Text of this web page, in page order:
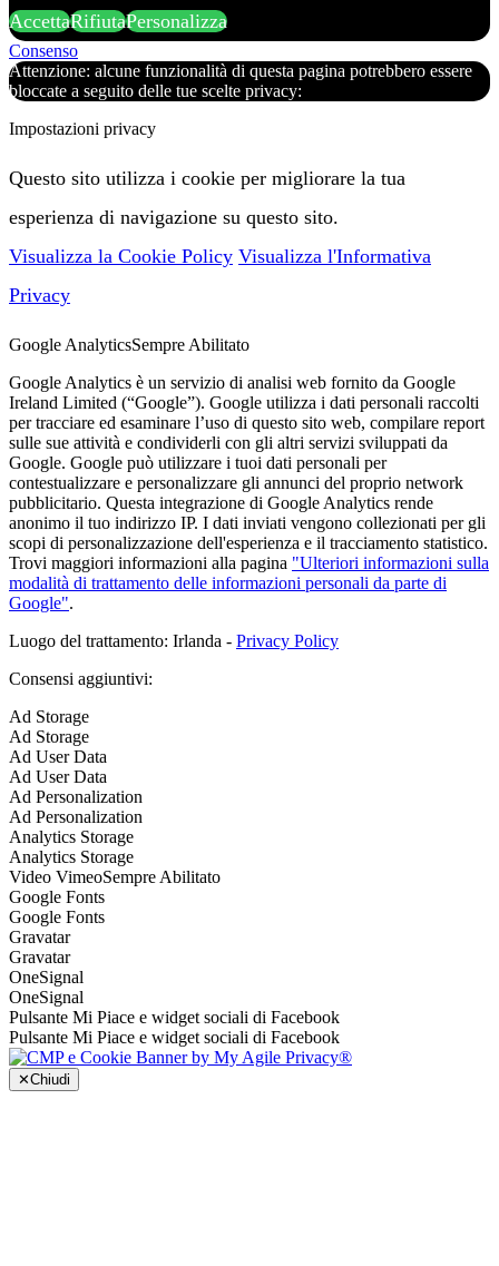
AccettaRifiutaPersonalizza
Consenso
Attenzione: alcune funzionalità di questa pagina potrebbero essere
bloccate a seguito delle tue scelte privacy:
Impostazioni privacy
Questo sito utilizza i cookie per migliorare la tua
esperienza di navigazione su questo sito.
Visualizza la Cookie Policy Visualizza l'Informativa
Privacy
Google AnalyticsSempre Abilitato
Google Analytics è un servizio di analisi web fornito da Google
Ireland Limited (“Google”). Google utilizza i dati personali raccolti
per tracciare ed esaminare l’uso di questo sito web, compilare report
sulle sue attività e condividerli con gli altri servizi sviluppati da
Google. Google può utilizzare i tuoi dati personali per
contestualizzare e personalizzare gli annunci del proprio network
pubblicitario. Questa integrazione di Google Analytics rende
anonimo il tuo indirizzo IP. I dati inviati vengono collezionati per gli
scopi di personalizzazione dell'esperienza e il tracciamento statistico.
Trovi maggiori informazioni alla pagina "Ulteriori informazioni sulla
modalità di trattamento delle informazioni personali da parte di
Google".
Luogo del trattamento: Irlanda - Privacy Policy
Consensi aggiuntivi:
Ad Storage
Ad Storage
Ad User Data
Ad User Data
Ad Personalization
Ad Personalization
Analytics Storage
Analytics Storage
Video VimeoSempre Abilitato
Google Fonts
Google Fonts
Gravatar
Gravatar
OneSignal
OneSignal
Pulsante Mi Piace e widget sociali di Facebook
Pulsante Mi Piace e widget sociali di Facebook
✕Chiudi